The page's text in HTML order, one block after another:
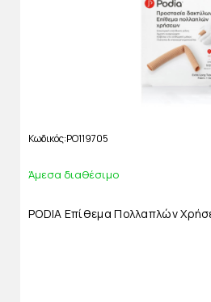
Κωδικός PO119705
Άμεσα διαθέσιμο
PODIA Επίθεμα Πολλαπλών